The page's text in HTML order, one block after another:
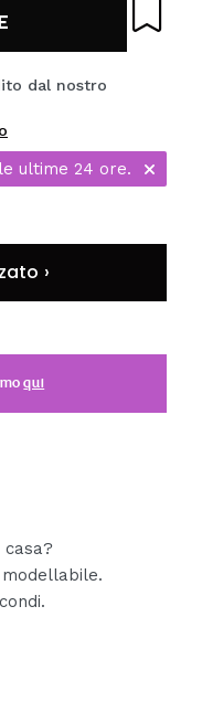
dal nostro
ultime 24 ore.
›
qui